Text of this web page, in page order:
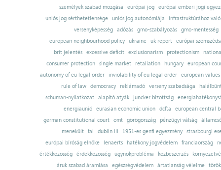
személyek szabad mozgása
európai jog európai emberi jogi
uniós jog sérthetetlensége uniós jog autonómiája
infrastruktúrához
versenyképesség adózás gmo-szabályozás gmo-mentesség
european neighbourhood policy
ukraine uk report
európai
brit jelentés excessive deficit exclusionarism protectionism
consumer protection
single market retaliation hungary
european
autonomy of eu legal order
inviolability of eu legal order
european values
rule of law
democracy reklámadó verseny szabadsága
schuman-nyilatkozat alapító atyák juncker bizottság
energiaunió eurasian economic union dcfta
european central
german constitutional court
omt görögország pénzügyi válság
menekült
fal dublin iii 1951-es genfi egyezmény
strasbourgi
európai bíróság elnöke
lenaerts hatékony jogvédelem franciaország
értékközösség
érdekközösség ügynökprobléma közbeszerzés
áruk szabad áramlása
egészségvédelem ártatlanság vélelme